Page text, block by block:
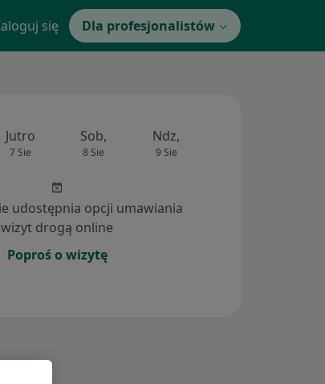
się Dla profesjonalistów
Jutro
7 Sie
Sob,
8 Sie
Ndz,
9 Sie
udostępnia opcji umawiania
wizyt drogą online
Poproś o wizytę